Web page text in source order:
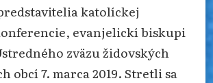
katolíckej
evanjelickí biskupi
zväzu židovských
obcí 7. marca 2019. Stretli sa